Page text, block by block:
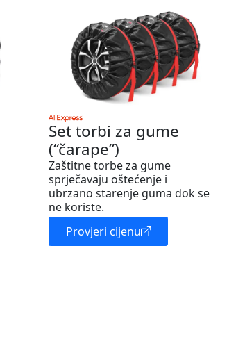
Set torbi za gume
(“čarape”)
Zaštitne torbe za gume
sprječavaju oštećenje i
ubrzano starenje guma dok se
ne koriste.
Provjeri cijenu